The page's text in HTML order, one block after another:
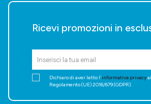
Ricevi promozioni in
Dichiaro di aver letto l'informativa privacy
Regolamento (UE) 2016/679 (GDPR).